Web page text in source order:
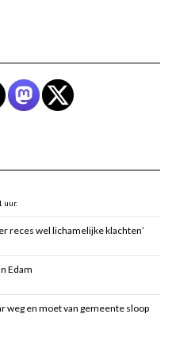
uur.
reces wel lichamelijke klachten’
Edam
weg en moet van gemeente sloop